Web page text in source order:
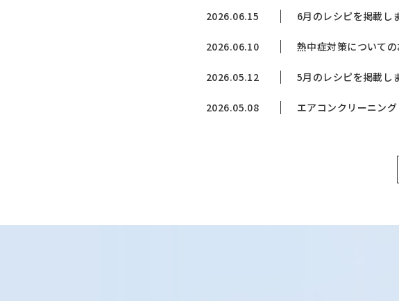
2026.06.15 6月のレシピを掲載し
2026.06.10 熱中症対策について
2026.05.12 5月のレシピを掲載し
2026.05.08 エアコンクリーニン